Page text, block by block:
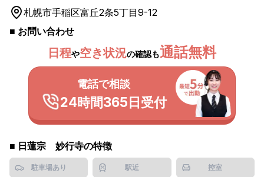
札幌市手稲区富丘2条5丁目9-12
■ お問い合わせ
日程や空き状況の確認も通話無料
電話で相談
24時間365日受付
■ 日蓮宗 妙行寺の特徴
駐車場あり 駅近 控室